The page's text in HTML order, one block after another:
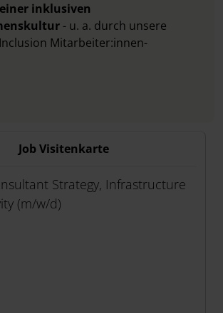
inklusiven
- u. a. durch unsere
Mitarbeiter:innen-
Job Visitenkarte
Strategy, Infrastructure
(m/w/d)